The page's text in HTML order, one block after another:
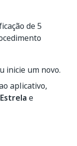
de 5
inicie um novo.
aplicativo,
e